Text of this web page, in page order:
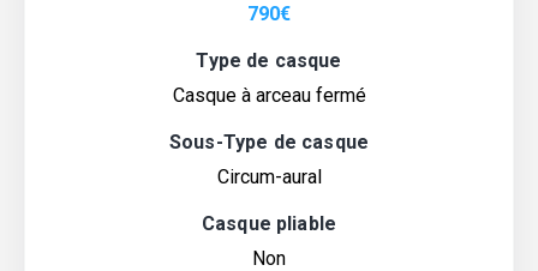
790€
Type de casque
Casque à arceau fermé
Sous-Type de casque
Circum-aural
Casque pliable
Non